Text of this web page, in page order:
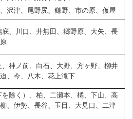
沢津、尾野尻、鎌野、市の原、仮屋
、川口、井無田、郷野原、大矢、長
神ノ前、白石、大野、方ヶ野、柳井
、今、八木、花上滝下
除く）、柏、二瀬本、橘、下山、高
、伊勢、長谷、玉目、大見口、二津